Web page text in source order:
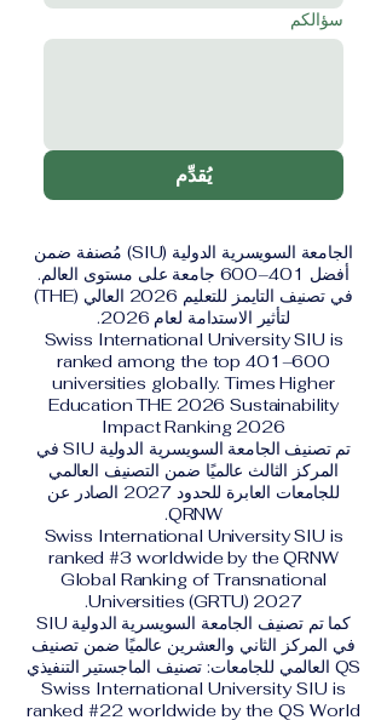
سؤالكم
يُقدِّم
الجامعة السويسرية الدولية (SIU) مُصنفة ضمن
أفضل 401–600 جامعة على مستوى العالم.
في تصنيف التايمز للتعليم 2026 العالي (THE)
لتأثير الاستدامة لعام 2026.
Swiss International University SIU is
ranked among the top 401–600
universities globally. Times Higher
Education THE 2026 Sustainability
Impact Ranking 2026
تم تصنيف الجامعة السويسرية الدولية SIU في
المركز الثالث عالميًا ضمن التصنيف العالمي
للجامعات العابرة للحدود 2027 الصادر عن
QRNW.
Swiss International University SIU is
ranked #3 worldwide by the QRNW
Global Ranking of Transnational
Universities (GRTU) 2027.
كما تم تصنيف الجامعة السويسرية الدولية SIU
في المركز الثاني والعشرين عالميًا ضمن تصنيف
QS العالمي للجامعات: تصنيف الماجستير التنفيذي
Swiss International University SIU is
ranked #22 worldwide by the QS World